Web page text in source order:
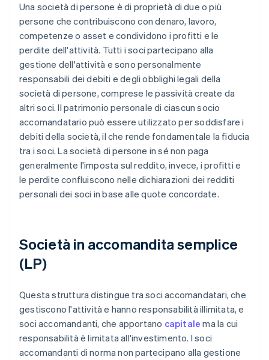
Una società di persone è di proprietà di due o più
persone che contribuiscono con denaro, lavoro,
competenze o asset e condividono i profitti e le
perdite dell'attività. Tutti i soci partecipano alla
gestione dell'attività e sono personalmente
responsabili dei debiti e degli obblighi legali della
società di persone, comprese le passività create da
altri soci. Il patrimonio personale di ciascun socio
accomandatario può essere utilizzato per soddisfare i
debiti della società, il che rende fondamentale la fiducia
tra i soci. La società di persone in sé non paga
generalmente l'imposta sul reddito, invece, i profitti e
le perdite confluiscono nelle dichiarazioni dei redditi
personali dei soci in base alle quote concordate.
Società in accomandita semplice
(LP)
Questa struttura distingue tra soci accomandatari, che
gestiscono l'attività e hanno responsabilità illimitata, e
soci accomandanti, che apportano capitale ma la cui
responsabilità è limitata all'investimento. I soci
accomandanti di norma non partecipano alla gestione